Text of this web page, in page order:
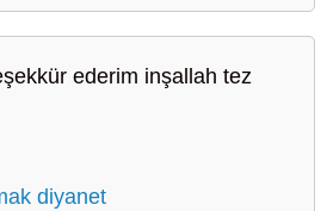
ederim inşallah tez
diyanet